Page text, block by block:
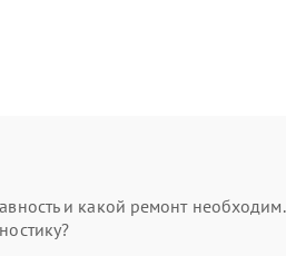
и какой ремонт необходим.